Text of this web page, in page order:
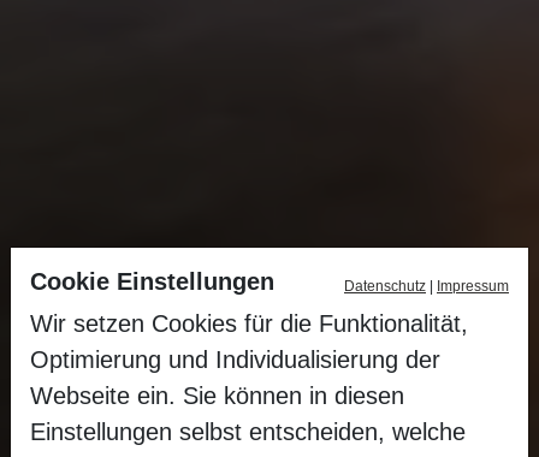
Cookie Einstellungen Datenschutz Impressum
Wir setzen Cookies für die Funktionalität,
Optimierung und Individualisierung der
Webseite ein. Sie können in diesen
Einstellungen selbst entscheiden, welche